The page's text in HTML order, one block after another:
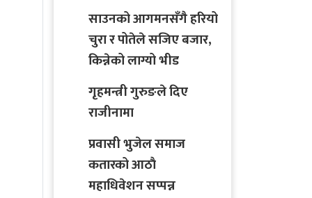
साउनको आगमनसँगै हरियो
चुरा र पोतेले सजिए बजार,
किन्नेको लाग्यो भीड
गृहमन्त्री गुरुङले दिए
राजीनामा
प्रवासी भुजेल समाज
कतारको आठाै
महाधिवेशन सप्पन्न